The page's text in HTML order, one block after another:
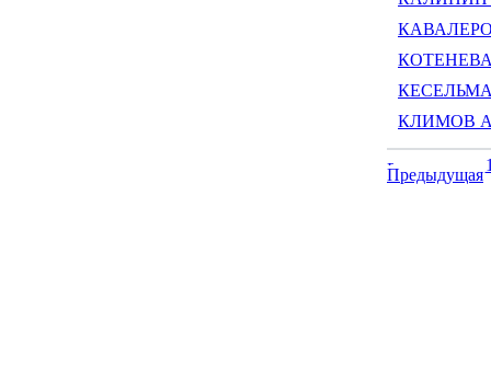
КОТЕНЕВА
КЛИМОВ
Предыдущая